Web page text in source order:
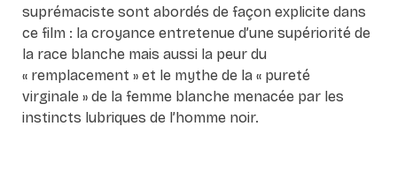
suprémaciste sont abordés de façon explicite dans
ce film : la croyance entretenue d’une supériorité de
la race blanche mais aussi la peur du
« remplacement » et le mythe de la « pureté
virginale » de la femme blanche menacée par les
instincts lubriques de l’homme noir.